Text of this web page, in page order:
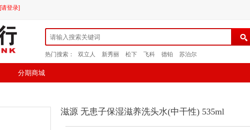
[请登录]
热门搜索： 双立人 新秀丽 松下 飞科 德铂 苏泊尔
分期商城
滋源 无患子保湿滋养洗头水(中干性) 535ml